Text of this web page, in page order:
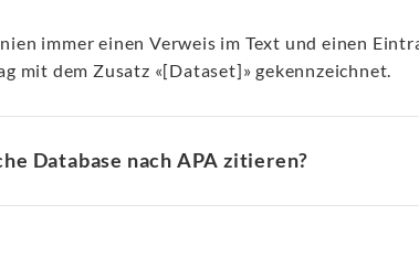
immer einen Verweis im Text und einen
mit dem Zusatz «[Dataset]» gekennzeichnet.
Database nach APA zitieren?